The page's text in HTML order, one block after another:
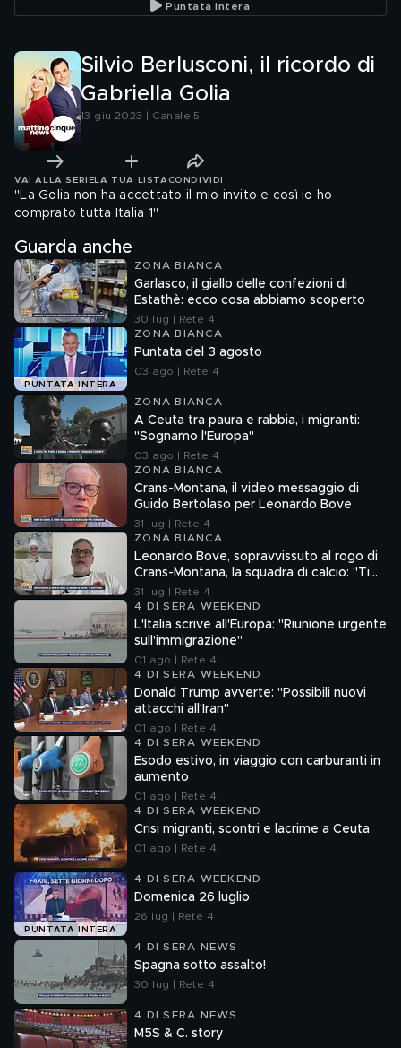
Puntata intera
Silvio Berlusconi, il ricordo di
Gabriella Golia
13 giu 2023 | Canale 5
VAI ALLA SERIE LA TUA LISTA CONDIVIDI
"La Golia non ha accettato il mio invito e così io ho
comprato tutta Italia 1"
Guarda anche
ZONA BIANCA
Garlasco, il giallo delle confezioni di
Estathè: ecco cosa abbiamo scoperto
30 lug | Rete 4
PUNTATA INTERA
ZONA BIANCA
Puntata del 3 agosto
03 ago | Rete 4
ZONA BIANCA
A Ceuta tra paura e rabbia, i migranti:
"Sognamo l'Europa"
03 ago | Rete 4
ZONA BIANCA
Crans-Montana, il video messaggio di
Guido Bertolaso per Leonardo Bove
31 lug | Rete 4
ZONA BIANCA
Leonardo Bove, sopravvissuto al rogo di
Crans-Montana, la squadra di calcio: "Ti
aspettiamo"
31 lug | Rete 4
4 DI SERA WEEKEND
L'Italia scrive all'Europa: "Riunione urgente
sull'immigrazione"
01 ago | Rete 4
4 DI SERA WEEKEND
Donald Trump avverte: "Possibili nuovi
attacchi all'Iran"
01 ago | Rete 4
4 DI SERA WEEKEND
Esodo estivo, in viaggio con carburanti in
aumento
01 ago | Rete 4
4 DI SERA WEEKEND
Crisi migranti, scontri e lacrime a Ceuta
01 ago | Rete 4
PUNTATA INTERA
4 DI SERA WEEKEND
Domenica 26 luglio
26 lug | Rete 4
4 DI SERA NEWS
Spagna sotto assalto!
30 lug | Rete 4
4 DI SERA NEWS
M5S & C. story